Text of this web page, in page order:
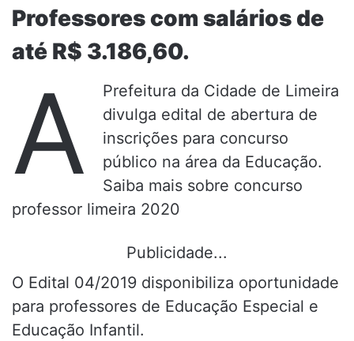
Professores com salários de
até R$ 3.186,60.
A
Prefeitura da Cidade de Limeira
divulga edital de abertura de
inscrições para concurso
público na área da Educação.
Saiba mais sobre concurso
professor limeira 2020
Publicidade...
O Edital 04/2019 disponibiliza oportunidade
para professores de Educação Especial e
Educação Infantil.